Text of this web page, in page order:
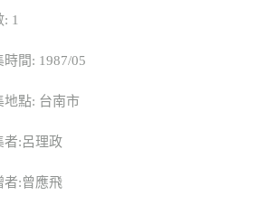
: 1
時間: 1987/05
地點: 台南市
者:呂理政
者:曾應飛